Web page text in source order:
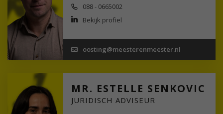
088 - 0665002
Bekijk profiel
oosting@meesterenmeester.nl
MR. ESTELLE SENKOVIC
JURIDISCH ADVISEUR